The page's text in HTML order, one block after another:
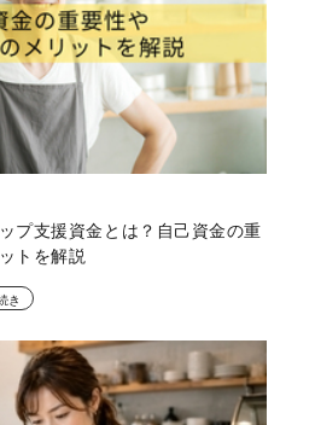
プ支援資金とは？自己資金の重
トを解説
き